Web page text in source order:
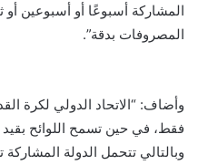
المشاركة أسبوعًا أو أسبوعين أو
المصروفات بدقة”.
وبالتالي تتحمل الدولة